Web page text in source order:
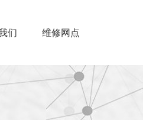
们 维修网点